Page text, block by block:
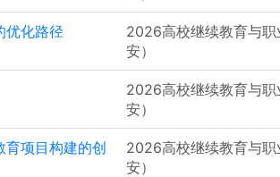
优化路径
2026高校继续教育与
安）
2026高校继续教育与
安）
育项目构建的创
2026高校继续教育与
安）